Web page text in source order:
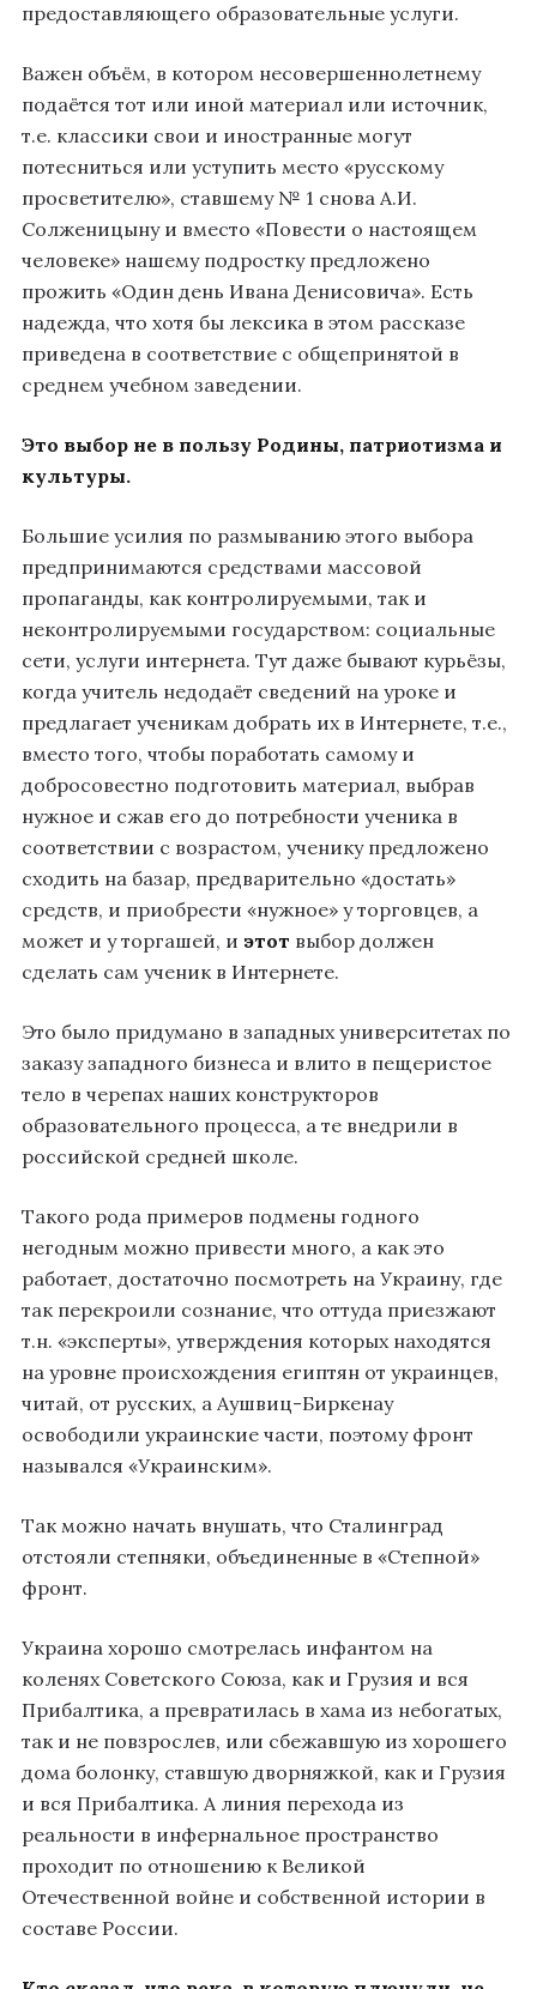
предоставляющего образовательные услуги.
Важен объём, в котором несовершеннолетнему
подаётся тот или иной материал или источник,
т.е. классики свои и иностранные могут
потесниться или уступить место «русскому
просветителю», ставшему № 1 снова А.И.
Солженицыну и вместо «Повести о настоящем
человеке» нашему подростку предложено
прожить «Один день Ивана Денисовича». Есть
надежда, что хотя бы лексика в этом рассказе
приведена в соответствие с общепринятой в
среднем учебном заведении.
Это выбор не в пользу Родины, патриотизма и
культуры.
Большие усилия по размыванию этого выбора
предпринимаются средствами массовой
пропаганды, как контролируемыми, так и
неконтролируемыми государством: социальные
сети, услуги интернета. Тут даже бывают курьёзы,
когда учитель недодаёт сведений на уроке и
предлагает ученикам добрать их в Интернете, т.е.,
вместо того, чтобы поработать самому и
добросовестно подготовить материал, выбрав
нужное и сжав его до потребности ученика в
соответствии с возрастом, ученику предложено
сходить на базар, предварительно «достать»
средств, и приобрести «нужное» у торговцев, а
может и у торгашей, и этот выбор должен
сделать сам ученик в Интернете.
Это было придумано в западных университетах по
заказу западного бизнеса и влито в пещеристое
тело в черепах наших конструкторов
образовательного процесса, а те внедрили в
российской средней школе.
Такого рода примеров подмены годного
негодным можно привести много, а как это
работает, достаточно посмотреть на Украину, где
так перекроили сознание, что оттуда приезжают
т.н. «эксперты», утверждения которых находятся
на уровне происхождения египтян от украинцев,
читай, от русских, а Аушвиц-Биркенау
освободили украинские части, поэтому фронт
назывался «Украинским».
Так можно начать внушать, что Сталинград
отстояли степняки, объединенные в «Степной»
фронт.
Украина хорошо смотрелась инфантом на
коленях Советского Союза, как и Грузия и вся
Прибалтика, а превратилась в хама из небогатых,
так и не повзрослев, или сбежавшую из хорошего
дома болонку, ставшую дворняжкой, как и Грузия
и вся Прибалтика. А линия перехода из
реальности в инфернальное пространство
проходит по отношению к Великой
Отечественной войне и собственной истории в
составе России.